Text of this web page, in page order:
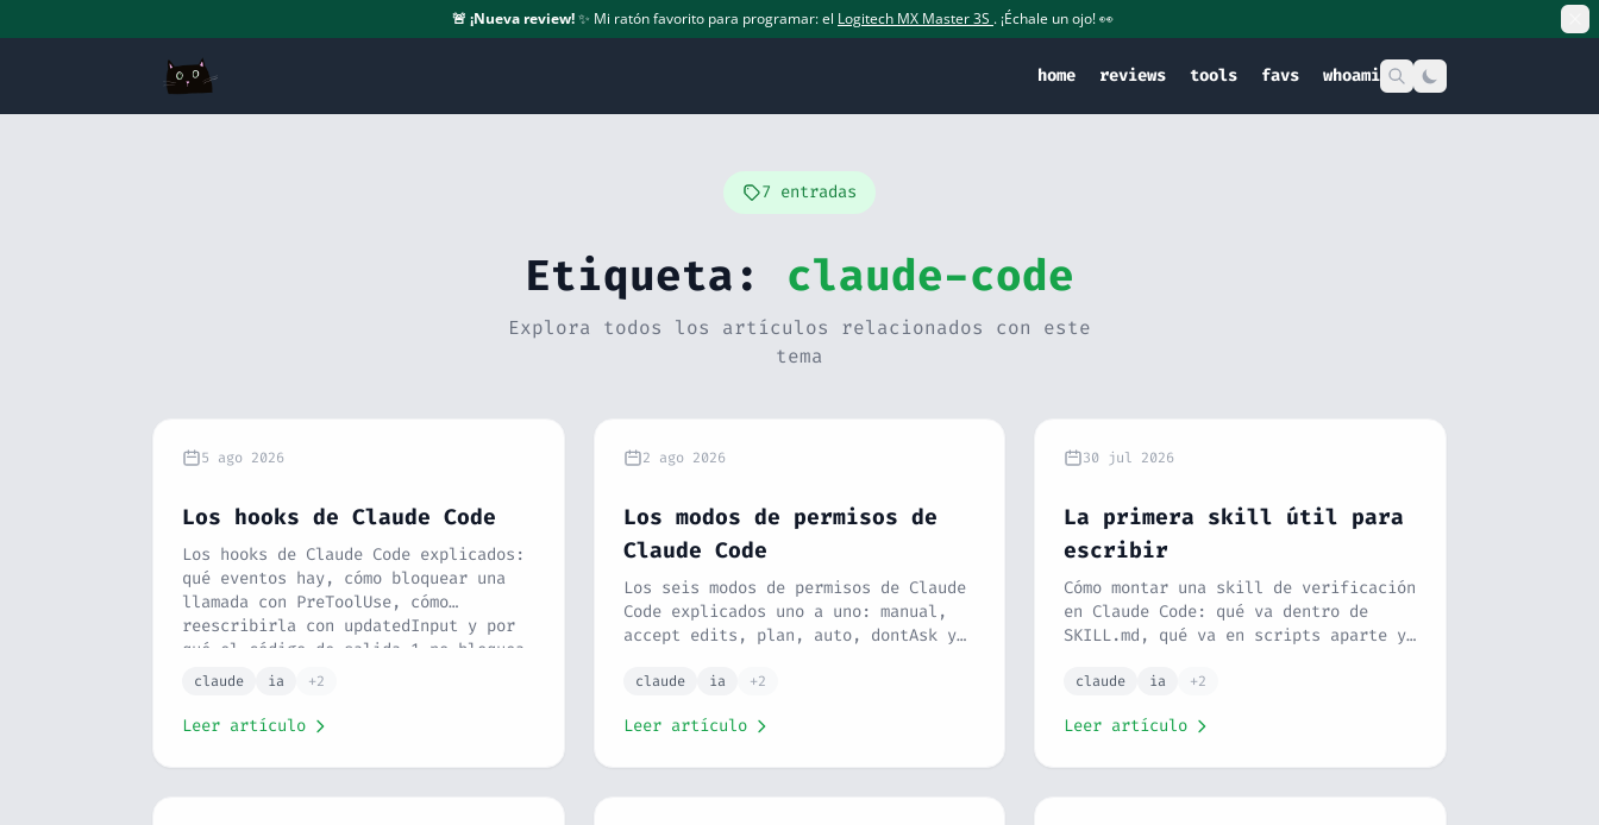
🚨 ¡Nueva review!✨ Mi ratón favorito para programar: el Logitech MX Master 3S . ¡Échale un ojo! 👀
home reviews tools favs whoami
7 entradas
Etiqueta: claude-code
Explora todos los artículos relacionados con este
tema
5 ago 2026
Los hooks de Claude Code
Los hooks de Claude Code explicados:
qué eventos hay, cómo bloquear una
llamada con PreToolUse, cómo
reescribirla con updatedInput y por
qué el código de salida 1 no bloquea
nada.
claude ia +2
Leer artículo
2 ago 2026
Los modos de permisos de
Claude Code
Los seis modos de permisos de Claude
Code explicados uno a uno: manual,
accept edits, plan, auto, dontAsk y
el flujo que se usa en un equipo.
claude ia +2
Leer artículo
30 jul 2026
La primera skill útil para
escribir
Cómo montar una skill de verificación
en Claude Code: qué va dentro de
SKILL.md, qué va en scripts aparte y
claude ia +2
Leer artículo